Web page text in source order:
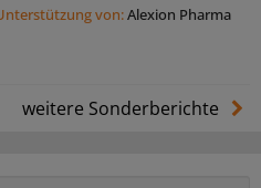
von:Alexion Pharma
weitere Sonderberichte